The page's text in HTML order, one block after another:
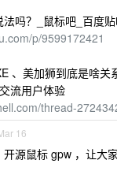
吗？_鼠标吧_百度
p/9599172421
、美加狮到底是啥关
流用户体验
thread-
16
源鼠标 gpw ，让大